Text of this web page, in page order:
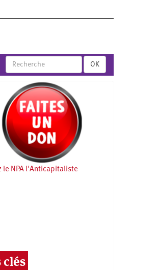
OK
le NPA l'Anticapitaliste
clés